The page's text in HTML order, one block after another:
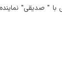
با " صدیقی"